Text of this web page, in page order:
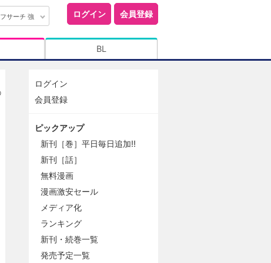
サーチ 強 ログイン 会員登録
BL
ログイン
会員登録
ピックアップ
新刊［巻］平日毎日追加!!
新刊［話］
無料漫画
漫画激安セール
メディア化
ランキング
新刊・続巻一覧
発売予定一覧